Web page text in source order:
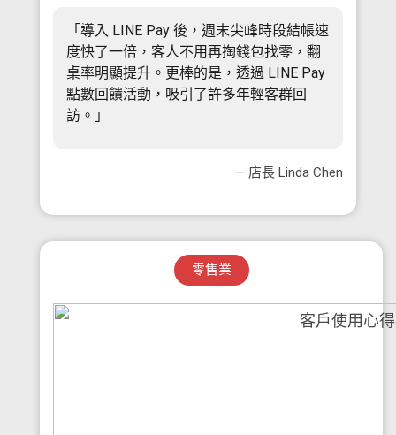
「導入 LINE Pay 後，週末尖峰時段結帳速
度快了一倍，客人不用再掏錢包找零，翻
桌率明顯提升。更棒的是，透過 LINE Pay
點數回饋活動，吸引了許多年輕客群回
訪。」
— 店長 Linda Chen
零售業